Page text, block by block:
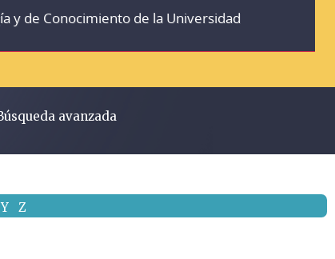
y de Conocimiento de la Universidad
avanzada
Y Z